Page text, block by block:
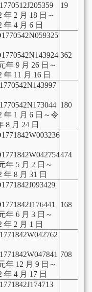
年 2 月 18 日～
年 4 月 6 日
19
年 9 月 26 日～
年 11 月 16 日
362
年 1 月 6 日～令
8 月 24 日
180
年 5 月 2 日～
年 8 月 31 日
474
年 6 月 3 日～
年 2 月 1 日
168
年 12 月 9 日～
年 4 月 17 日
708